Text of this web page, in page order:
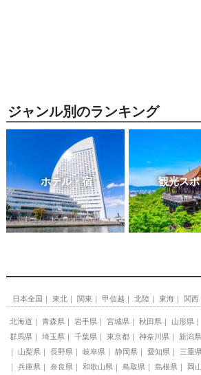
ジャンル別のランキング
ホテル・宿 観光ス
日本全国 東北 関東 甲信越 北陸 東海 関西
北海道 青森県 岩手県 宮城県 秋田県 山形県
群馬県
埼玉県 千葉県 東京都 神奈川県 新潟県
山梨県
長野県 岐阜県 静岡県 愛知県 三重県
兵庫県
奈良県 和歌山県 鳥取県 島根県 岡